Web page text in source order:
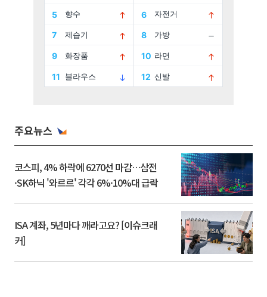
주요뉴스
코스피, 4% 하락에 6270선 마감…삼전
·SK하닉 '와르르' 각각 6%·10%대 급락
ISA 계좌, 5년마다 깨라고요? [이슈크래
커]